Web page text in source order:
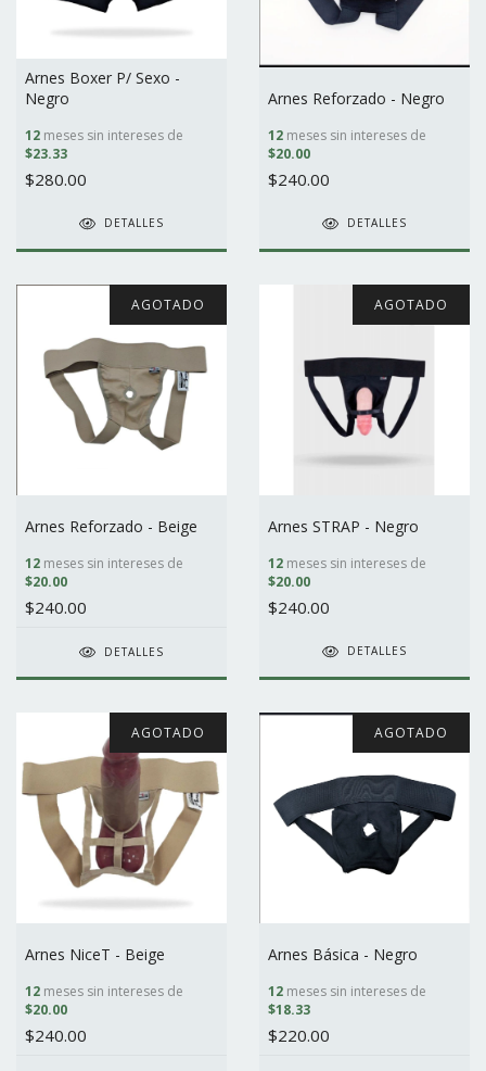
Arnes Boxer P/ Sexo -
Negro
12 meses sin intereses de
$23.33
$280.00
DETALLES
Arnes Reforzado - Negro
12 meses sin intereses de
$20.00
$240.00
DETALLES
AGOTADO
Arnes Reforzado - Beige
12 meses sin intereses de
$20.00
$240.00
DETALLES
AGOTADO
Arnes STRAP - Negro
12 meses sin intereses de
$20.00
$240.00
DETALLES
AGOTADO
Arnes NiceT - Beige
12 meses sin intereses de
$20.00
$240.00
AGOTADO
Arnes Básica - Negro
12 meses sin intereses de
$18.33
$220.00